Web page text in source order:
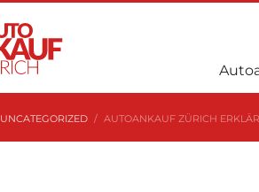
UNCATEGORIZED AUTOANKAUF ZÜRICH